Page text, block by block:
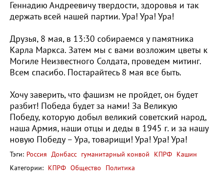
Геннадию Андреевичу твердости, здоровья и так
держать всей нашей партии. Ура! Ура! Ура!
Друзья, 8 мая, в 13:30 собираемся у памятника
Карла Маркса. Затем мы с вами возложим цветы к
Могиле Неизвестного Солдата, проведем митинг.
Всем спасибо. Постарайтесь 8 мая все быть.
Хочу заверить, что фашизм не пройдет, он будет
разбит! Победа будет за нами! За Великую
Победу, которую добыл великий советский народ,
наша Армия, наши отцы и деды в 1945 г. и за нашу
новую Победу – Ура, товарищи! Ура! Ура! Ура!
Тэги: Россия Донбасс гуманитарный конвой КПРФ Кашин
Категории: КПРФ Общество Политика